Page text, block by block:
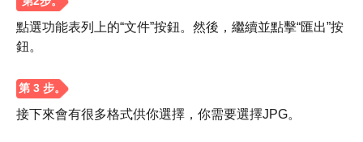
點選功能表列上的“文件”按鈕。然後，繼續並點擊“匯出”按
鈕。
接下來會有很多格式供你選擇，你需要選擇JPG。